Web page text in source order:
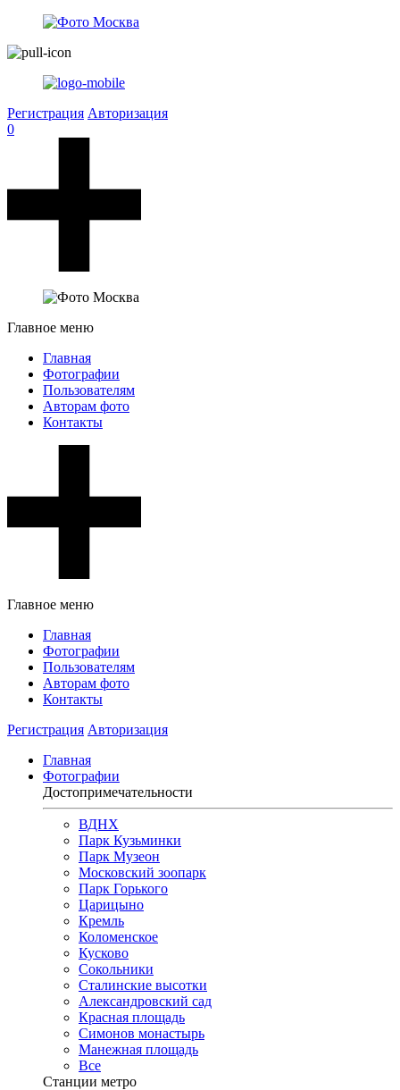
Регистрация Авторизация
0
Главное меню
Главная
Фотографии
Пользователям
Авторам фото
Контакты
Главное меню
Главная
Фотографии
Пользователям
Авторам фото
Контакты
Регистрация Авторизация
Главная
Фотографии
Достопримечательности
ВДНХ
Парк Кузьминки
Парк Музеон
Московский зоопарк
Парк Горького
Царицыно
Кремль
Коломенское
Кусково
Сокольники
Сталинские высотки
Александровский сад
Красная площадь
Симонов монастырь
Манежная площадь
Все
Станции метро